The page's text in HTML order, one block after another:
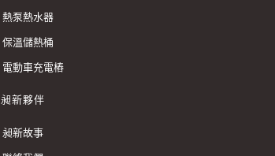
熱泵熱水器
保溫儲熱桶
電動車充電樁
昶新夥伴
昶新故事